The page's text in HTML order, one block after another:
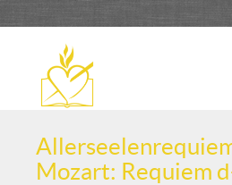
Mozart: Requiem